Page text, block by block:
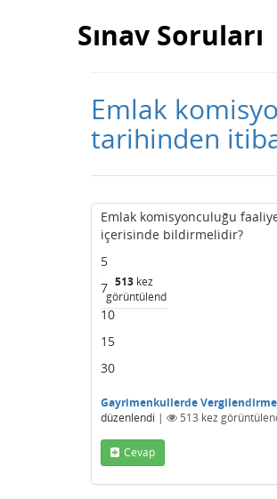
Sınav Soruları
Emlak
tarihinden
513 kez
görüntülendi
Emlak komisyonculuğu
içerisinde bildirmelidir?
5
7
10
15
30
Gayrimenkullerde
düzenlendi | 513 kez
Cevap